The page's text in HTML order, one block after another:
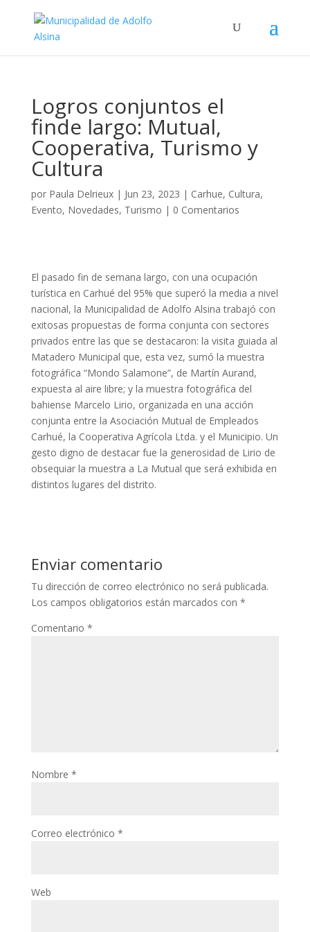
Logros conjuntos el
finde largo: Mutual,
Cooperativa, Turismo y
Cultura
por Paula Delrieux| Jun 23, 2023 | Carhue, Cultura,
Evento, Novedades, Turismo | 0 Comentarios
El pasado fin de semana largo, con una ocupación
turística en Carhué del 95% que superó la media a nivel
nacional, la Municipalidad de Adolfo Alsina trabajó con
exitosas propuestas de forma conjunta con sectores
privados entre las que se destacaron: la visita guiada al
Matadero Municipal que, esta vez, sumó la muestra
fotográfica “Mondo Salamone”, de Martín Aurand,
expuesta al aire libre; y la muestra fotográfica del
bahiense Marcelo Lirio, organizada en una acción
conjunta entre la Asociación Mutual de Empleados
Carhué, la Cooperativa Agrícola Ltda. y el Municipio. Un
gesto digno de destacar fue la generosidad de Lirio de
obsequiar la muestra a La Mutual que será exhibida en
distintos lugares del distrito.
Enviar comentario
Tu dirección de correo electrónico no será publicada.
Los campos obligatorios están marcados con *
Comentario *
Nombre *
Correo electrónico *
Web